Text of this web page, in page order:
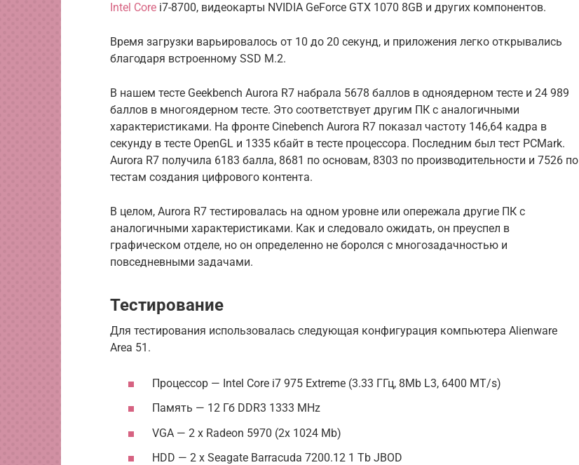
Intel Core i7-8700, видеокарты NVIDIA GeForce GTX 1070 8GB и других компонентов.
Время загрузки варьировалось от 10 до 20 секунд, и приложения легко открывались
благодаря встроенному SSD M.2.
В нашем тесте Geekbench Aurora R7 набрала 5678 баллов в одноядерном тесте и 24 989
баллов в многоядерном тесте. Это соответствует другим ПК с аналогичными
характеристиками. На фронте Cinebench Aurora R7 показал частоту 146,64 кадра в
секунду в тесте OpenGL и 1335 кбайт в тесте процессора. Последним был тест PCMark.
Aurora R7 получила 6183 балла, 8681 по основам, 8303 по производительности и 7526 по
тестам создания цифрового контента.
В целом, Aurora R7 тестировалась на одном уровне или опережала другие ПК с
аналогичными характеристиками. Как и следовало ожидать, он преуспел в
графическом отделе, но он определенно не боролся с многозадачностью и
повседневными задачами.
Тестирование
Для тестирования использовалась следующая конфигурация компьютера Alienware
Area 51.
Процессор — Intel Core i7 975 Extreme (3.33 ГГц, 8Mb L3, 6400 MT/s)
Память — 12 Гб DDR3 1333 MHz
VGA — 2 x Radeon 5970 (2x 1024 Mb)
HDD — 2 x Seagate Barracuda 7200.12 1 Tb JBOD